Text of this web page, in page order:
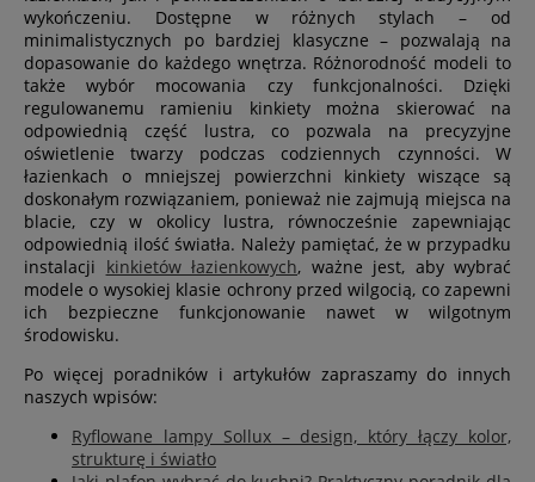
wykończeniu. Dostępne w różnych stylach – od
minimalistycznych po bardziej klasyczne – pozwalają na
dopasowanie do każdego wnętrza. Różnorodność modeli to
także wybór mocowania czy funkcjonalności. Dzięki
regulowanemu ramieniu kinkiety można skierować na
odpowiednią część lustra, co pozwala na precyzyjne
oświetlenie twarzy podczas codziennych czynności. W
łazienkach o mniejszej powierzchni kinkiety wiszące są
doskonałym rozwiązaniem, ponieważ nie zajmują miejsca na
blacie, czy w okolicy lustra, równocześnie zapewniając
odpowiednią ilość światła. Należy pamiętać, że w przypadku
instalacji kinkietów łazienkowych, ważne jest, aby wybrać
modele o wysokiej klasie ochrony przed wilgocią, co zapewni
ich bezpieczne funkcjonowanie nawet w wilgotnym
środowisku.
Po więcej poradników i artykułów zapraszamy do innych
naszych wpisów:
Ryflowane lampy Sollux – design, który łączy kolor,
strukturę i światło